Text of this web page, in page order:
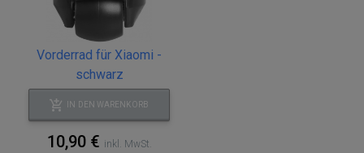
Vorderrad für Xiaomi -
schwarz
IN DEN WARENKORB
10,90 € inkl. MwSt.